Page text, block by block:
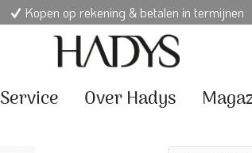
Kopen op rekening & betalen in termijnen
Service Over Hadys